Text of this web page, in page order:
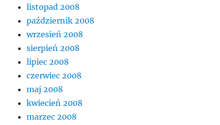
listopad 2008
październik 2008
wrzesień 2008
sierpień 2008
lipiec 2008
czerwiec 2008
maj 2008
kwiecień 2008
marzec 2008